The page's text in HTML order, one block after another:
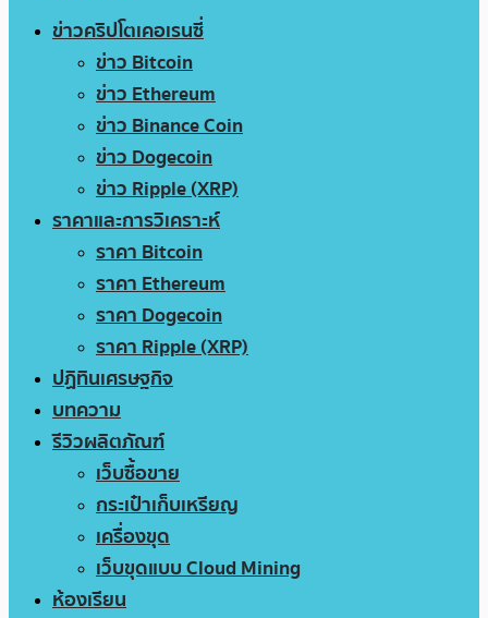
ข่าวคริปโตเคอเรนซี่
ข่าว Bitcoin
ข่าว Ethereum
ข่าว Binance Coin
ข่าว Dogecoin
ข่าว Ripple (XRP)
ราคาและการวิเคราะห์
ราคา Bitcoin
ราคา Ethereum
ราคา Dogecoin
ราคา Ripple (XRP)
ปฏิทินเศรษฐกิจ
บทความ
รีวิวผลิตภัณฑ์
เว็บซื้อขาย
กระเป๋าเก็บเหรียญ
เครื่องขุด
เว็บขุดแบบ Cloud Mining
ห้องเรียน